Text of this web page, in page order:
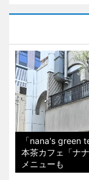
「nana's green
本茶カフェ「ナ
メニューも